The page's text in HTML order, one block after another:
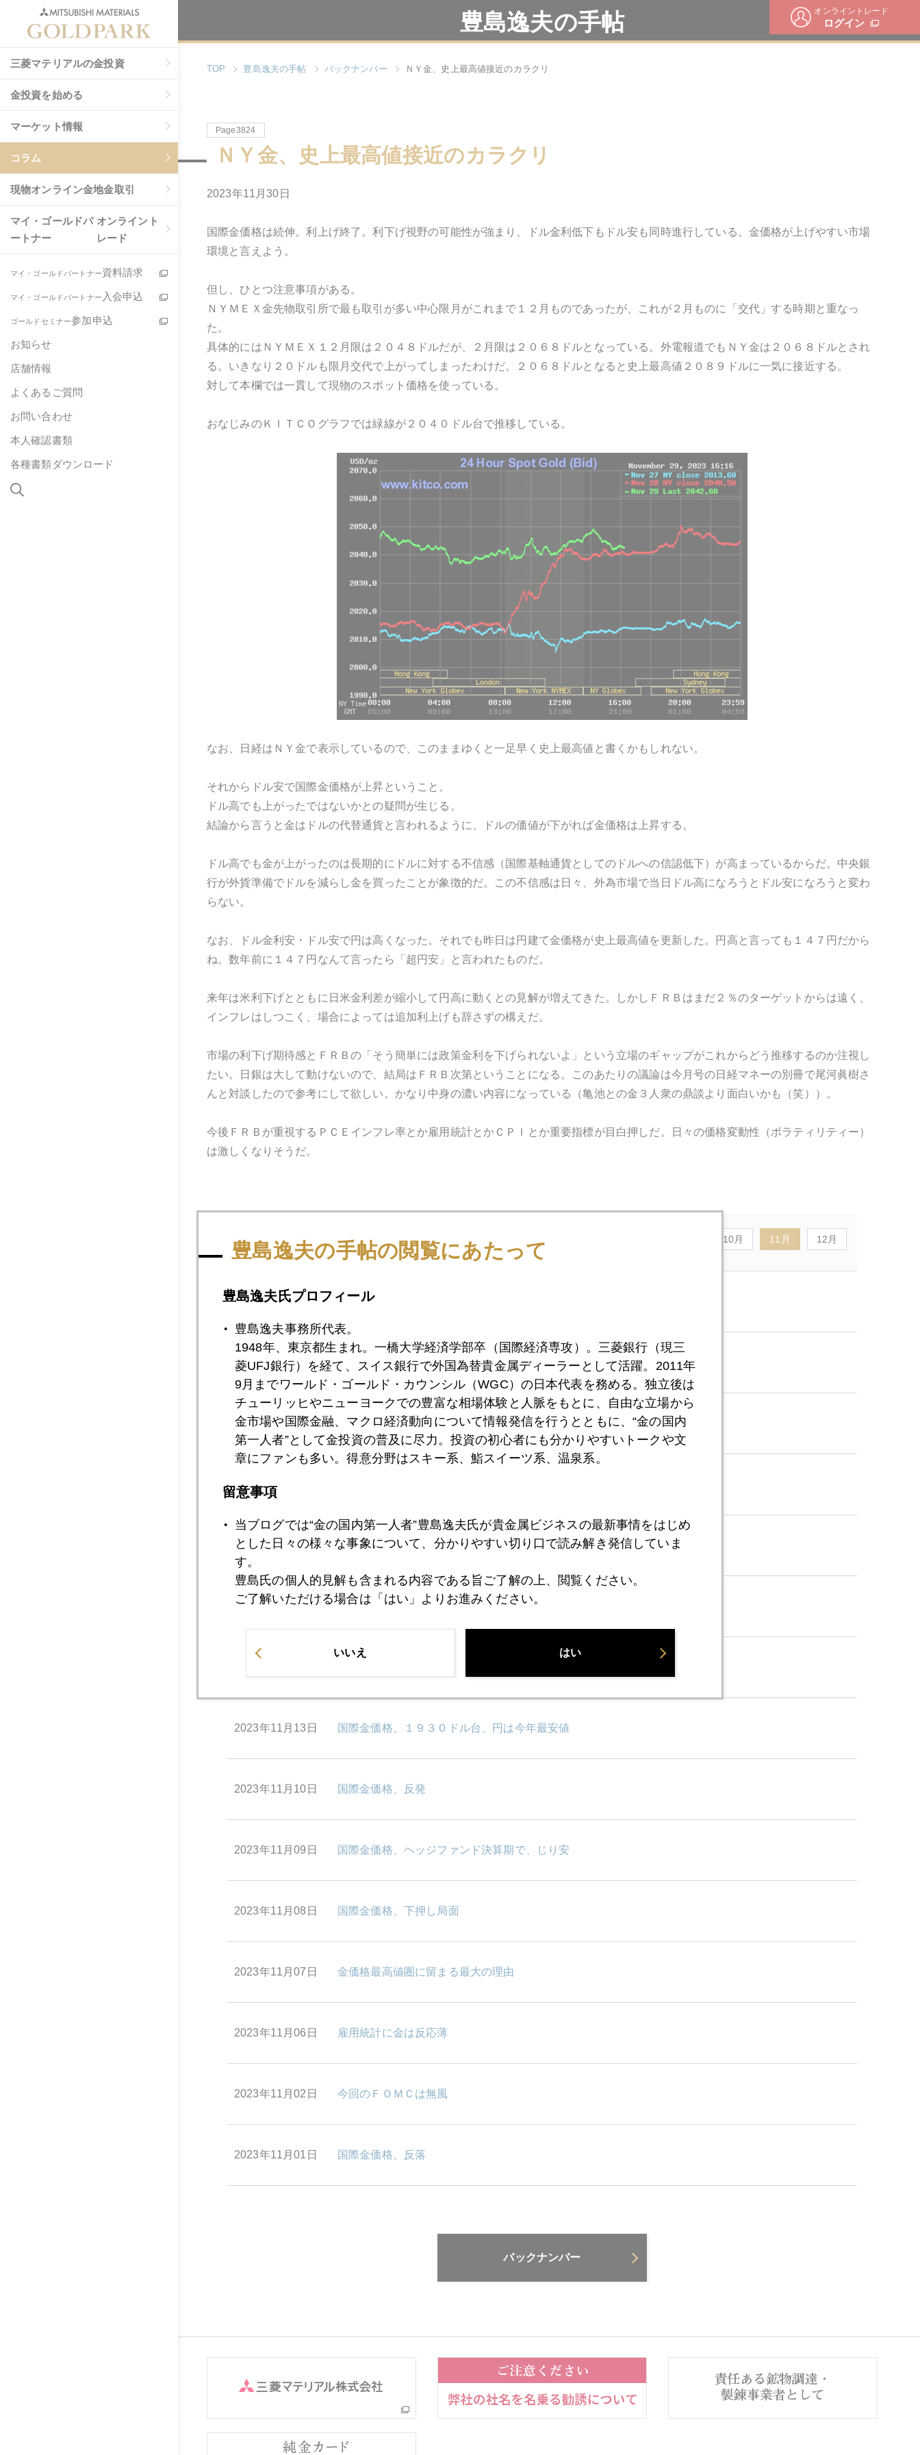
オンライントレード
ログイン
三菱マテリアルの金投資
金投資を始める
マーケット情報
コラム
現物オンライン金地金取引
マイ・ゴールドパ
ートナー
オンライント
レード
マイ・ゴールドパートナー資料請求
マイ・ゴールドパートナー 入会申込
ゴールドセミナー参加申込
お知らせ
店舗情報
よくあるご質問
お問い合わせ
本人確認書類
各種書類ダウンロード
豊島逸夫の手帖
TOP 豊島逸夫の手帖 バックナンバー ＮＹ金、史上最高値接近のカラクリ
Page3824
ＮＹ金、史上最高値接近のカラクリ
2023年11月30日
国際金価格は続伸。利上げ終了。利下げ視野の可能性が強まり、ドル金利低下もドル安も同時進行している。金価格が上げやすい市場
環境と言えよう。
但し、ひとつ注意事項がある。
ＮＹＭＥＸ金先物取引所で最も取引が多い中心限月がこれまで１２月ものであったが、これが２月ものに「交代」する時期と重なっ
た。
具体的にはＮＹＭＥＸ１２月限は２０４８ドルだが、２月限は２０６８ドルとなっている。外電報道でもＮＹ金は２０６８ドルとされ
る。いきなり２０ドルも限月交代で上がってしまったわけだ。２０６８ドルとなると史上最高値２０８９ドルに一気に接近する。
対して本欄では一貫して現物のスポット価格を使っている。
おなじみのＫＩＴＣＯグラフでは緑線が２０４０ドル台で推移している。
なお、日経はＮＹ金で表示しているので、このままゆくと一足早く史上最高値と書くかもしれない。
それからドル安で国際金価格が上昇ということ。
ドル高でも上がったではないかとの疑問が生じる。
結論から言うと金はドルの代替通貨と言われるように、ドルの価値が下がれば金価格は上昇する。
ドル高でも金が上がったのは長期的にドルに対する不信感（国際基軸通貨としてのドルへの信認低下）が高まっているからだ。中央銀
行が外貨準備でドルを減らし金を買ったことが象徴的だ。この不信感は日々、外為市場で当日ドル高になろうとドル安になろうと変わ
らない。
なお、ドル金利安・ドル安で円は高くなった。それでも昨日は円建て金価格が史上最高値を更新した。円高と言っても１４７円だから
ね。数年前に１４７円なんて言ったら「超円安」と言われたものだ。
来年は米利下げとともに日米金利差が縮小して円高に動くとの見解が増えてきた。しかしＦＲＢはまだ２％のターゲットからは遠く、
インフレはしつこく、場合によっては追加利上げも辞さずの構えだ。
市場の利下げ期待感とＦＲＢの「そう簡単には政策金利を下げられないよ」という立場のギャップがこれからどう推移するのか注視し
たい。日銀は大して動けないので、結局はＦＲＢ次第ということになる。このあたりの議論は今月号の日経マネーの別冊で尾河眞樹さ
んと対談したので参考にして欲しい。かなり中身の濃い内容になっている（亀池との金３人衆の鼎談より面白いかも（笑））。
今後ＦＲＢが重視するＰＣＥインフレ率とか雇用統計とかＣＰＩとか重要指標が目白押しだ。日々の価格変動性（ボラティリティー）
は激しくなりそうだ。
2023年 1月 2月 3月 10月 11月 12月
2023年11月30日 ＮＹ金、史上最高値接近のカラクリ
2023年11月29日 ＮＹ金、２０４０ドル台へ、上放れ
2023年11月28日 国際金価格、２０１０ドル突破
2023年11月22日
2023年11月17日 ＮＹ金、いきなり２０００ドル再接近
2023年11月16日 金価格の現状と今後
2023年11月13日 国際金価格、１９３０ドル台、円は今年最安値
2023年11月10日 国際金価格、反発
2023年11月09日 国際金価格、ヘッジファンド決算期で、じり安
2023年11月08日 国際金価格、下押し局面
2023年11月07日 金価格最高値圏に留まる最大の理由
2023年11月06日 雇用統計に金は反応薄
2023年11月02日 今回のＦＯＭＣは無風
2023年11月01日 国際金価格、反落
バックナンバー
豊島逸夫の手帖の閲覧にあたって
豊島逸夫氏プロフィール
豊島逸夫事務所代表。
1948年、東京都生まれ。一橋大学経済学部卒（国際経済専攻）。三菱銀行（現三
菱UFJ銀行）を経て、スイス銀行で外国為替貴金属ディーラーとして活躍。2011年
9月までワールド・ゴールド・カウンシル（WGC）の日本代表を務める。独立後は
チューリッヒやニューヨークでの豊富な相場体験と人脈をもとに、自由な立場から
金市場や国際金融、マクロ経済動向について情報発信を行うとともに、“金の国内
第一人者”として金投資の普及に尽力。投資の初心者にも分かりやすいトークや文
章にファンも多い。得意分野はスキー系、鮨スイーツ系、温泉系。
留意事項
当ブログでは“金の国内第一人者”豊島逸夫氏が貴金属ビジネスの最新事情をはじめ
とした日々の様々な事象について、分かりやすい切り口で読み解き発信していま
す。
豊島氏の個人的見解も含まれる内容である旨ご了解の上、閲覧ください。
ご了解いただける場合は「はい」よりお進みください。
いいえ はい